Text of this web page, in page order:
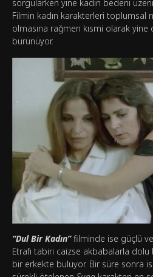
sorgularken yine kadın bedeni
Filmin kadın karakterleri toplumsal
olmasına rağmen kısmi olarak
bürünüyor.
“Dul Bir Kadın”filminde ise güçlü
Etrafı tabiri caizse akbabalarla dolu
bir erkekte buluyor. Bir süre sonra